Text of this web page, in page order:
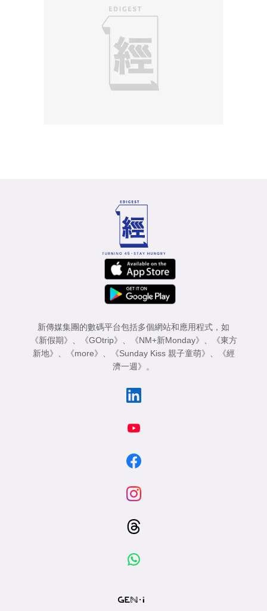
新傳媒集團的數碼平台包括多個網站和應用程式，如
《新假期》
《GOtrip》 《NM+新Monday》
《東方
新地》
《more》 《Sunday Kiss 親子童萌》
《經
濟一週》
。